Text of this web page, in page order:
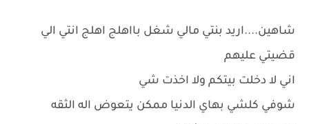
شاهين....اريد بنتي مالي شغل بااهلج اهلج انتي الي
قضيتي عليهم
اني لا دخلت بيتكم ولا اخذت شي
شوفي كلشي بهاي الدنيا ممكن يتعوض اله الثقه